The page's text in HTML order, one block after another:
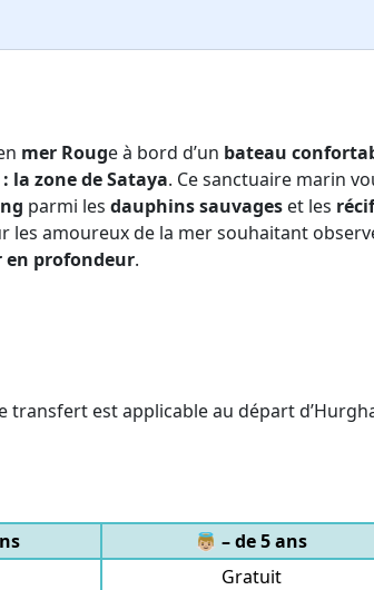
mer Rouge à bord d’un bateau
la zone de Sataya. Ce sanctuaire marin
parmi les dauphins sauvages et les
les amoureux de la mer souhaitant
en profondeur.
est applicable au départ
👼🏼 – de 5 ans
Gratuit